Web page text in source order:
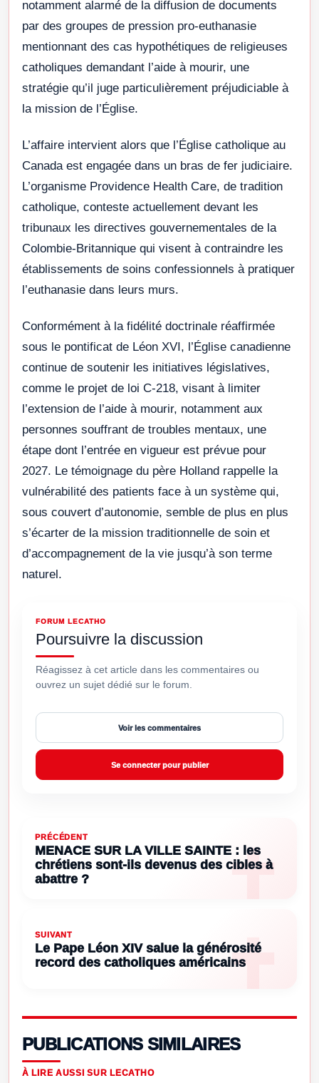
notamment alarmé de la diffusion de documents
par des groupes de pression pro-euthanasie
mentionnant des cas hypothétiques de religieuses
catholiques demandant l’aide à mourir, une
stratégie qu’il juge particulièrement préjudiciable à
la mission de l’Église.
L’affaire intervient alors que l’Église catholique au
Canada est engagée dans un bras de fer judiciaire.
L’organisme Providence Health Care, de tradition
catholique, conteste actuellement devant les
tribunaux les directives gouvernementales de la
Colombie-Britannique qui visent à contraindre les
établissements de soins confessionnels à pratiquer
l’euthanasie dans leurs murs.
Conformément à la fidélité doctrinale réaffirmée
sous le pontificat de Léon XVI, l’Église canadienne
continue de soutenir les initiatives législatives,
comme le projet de loi C-218, visant à limiter
l’extension de l’aide à mourir, notamment aux
personnes souffrant de troubles mentaux, une
étape dont l’entrée en vigueur est prévue pour
2027. Le témoignage du père Holland rappelle la
vulnérabilité des patients face à un système qui,
sous couvert d’autonomie, semble de plus en plus
s’écarter de la mission traditionnelle de soin et
d’accompagnement de la vie jusqu’à son terme
naturel.
FORUM LECATHO
Poursuivre la discussion
Réagissez à cet article dans les commentaires ou
ouvrez un sujet dédié sur le forum.
Voir les commentaires
Se connecter pour publier
PRÉCÉDENT
MENACE SUR LA VILLE SAINTE : les
chrétiens sont-ils devenus des cibles à
abattre ?
SUIVANT
Le Pape Léon XIV salue la générosité
record des catholiques américains
PUBLICATIONS SIMILAIRES
À LIRE AUSSI SUR LECATHO